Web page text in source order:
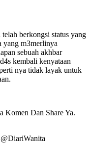
berkongsi status yang
yang m3merlinya
sebuah akhbar
kembali kenyataan
nya tidak layak untuk
Komen Dan Share Ya.